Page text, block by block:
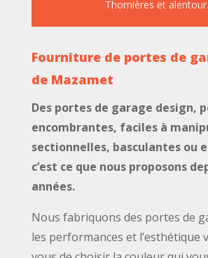
Thomières et alentour.
Fourniture de portes de
de Mazamet
Des portes de garage design,
encombrantes, faciles à
sectionnelles, basculantes ou
c’est ce que nous proposons
années.
Nous fabriquons des portes de
les performances et l’esthétique